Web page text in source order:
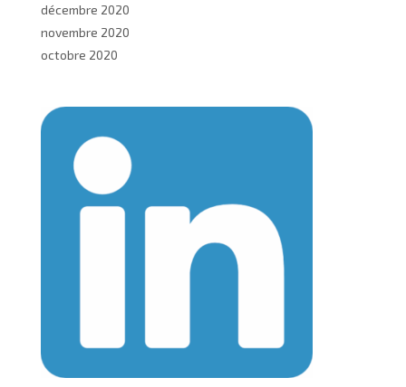
décembre 2020
novembre 2020
octobre 2020